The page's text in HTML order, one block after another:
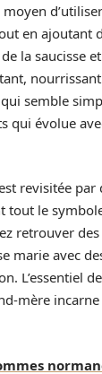
en ajoutant
la saucisse
semble
qui évolue
revisitée
tout le
retrouver
marie avec
L’essentiel
mère